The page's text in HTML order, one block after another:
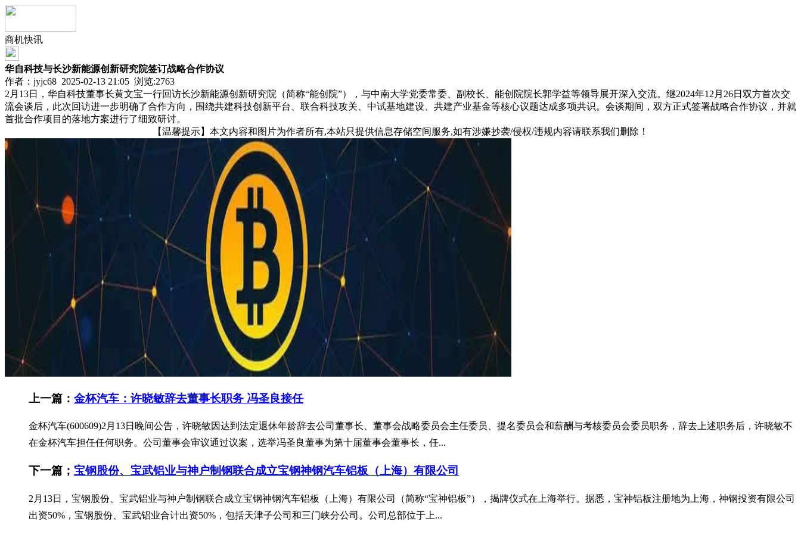
商机快讯
华自科技与长沙新能源创新研究院签订战略合作协议
作者：jyjc68 2025-02-13 21:05 浏览:2763
2月13日，华自科技董事长黄文宝一行回访长沙新能源创新研究院（简称“能创院”），与中南大学党委常委、副校长、能创院院长郭学益等领导展开深入交流。继2024年12月26日双方首次交
流会谈后，此次回访进一步明确了合作方向，围绕共建科技创新平台、联合科技攻关、中试基地建设、共建产业基金等核心议题达成多项共识。会谈期间，双方正式签署战略合作协议，并就
首批合作项目的落地方案进行了细致研讨。
【温馨提示】本文内容和图片为作者所有,本站只提供信息存储空间服务,如有涉嫌抄袭/侵权/违规内容请联系我们删除！
上一篇： 金杯汽车：许晓敏辞去董事长职务 冯圣良接任
金杯汽车(600609)2月13日晚间公告，许晓敏因达到法定退休年龄辞去公司董事长、董事会战略委员会主任委员、提名委员会和薪酬与考核委员会委员职务，辞去上述职务后，许晓敏不
在金杯汽车担任任何职务。公司董事会审议通过议案，选举冯圣良董事为第十届董事会董事长，任...
下一篇； 宝钢股份、宝武铝业与神户制钢联合成立宝钢神钢汽车铝板（上海）有限公司
2月13日，宝钢股份、宝武铝业与神户制钢联合成立宝钢神钢汽车铝板（上海）有限公司（简称“宝神铝板”），揭牌仪式在上海举行。据悉，宝神铝板注册地为上海，神钢投资有限公司
出资50%，宝钢股份、宝武铝业合计出资50%，包括天津子公司和三门峡分公司。公司总部位于上...